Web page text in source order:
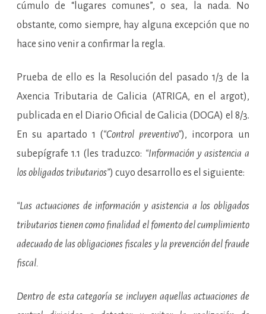
cúmulo de “lugares comunes”, o sea, la nada. No
obstante, como siempre, hay alguna excepción que no
hace sino venir a confirmar la regla.
Prueba de ello es la Resolución del pasado 1/3 de la
Axencia Tributaria de Galicia (ATRIGA, en el argot),
publicada en el Diario Oficial de Galicia (DOGA) el 8/3.
En su apartado 1 (“Control preventivo”), incorpora un
subepígrafe 1.1 (les traduzco: “Información y asistencia a
los obligados tributarios”) cuyo desarrollo es el siguiente:
“Las actuaciones de información y asistencia a los obligados
tributarios tienen como finalidad el fomento del cumplimiento
adecuado de las obligaciones fiscales y la prevención del fraude
fiscal.
Dentro de esta categoría se incluyen aquellas actuaciones de